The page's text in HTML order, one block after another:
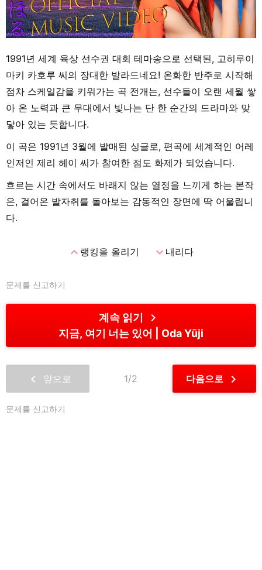
1991년 세계 육상 선수권 대회 테마송으로 선택된, 고히루이
마키 카호루 씨의 장대한 발라드네요! 온화한 반주로 시작해
점차 스케일감을 키워가는 곡 전개는, 선수들이 오랜 세월 쌓
아 온 노력과 큰 무대에서 빛나는 단 한 순간의 드라마와 맞
닿아 있는 듯합니다.
이 곡은 1991년 3월에 발매된 싱글로, 편곡에 세계적인 어레
인저인 제리 헤이 씨가 참여한 점도 화제가 되었습니다.
흐르는 시간 속에서도 바래지 않는 열정을 느끼게 하는 본작
은, 걸어온 발자취를 돌아보는 감동적인 장면에 딱 어울립니
다.
expand_less랭킹을 올리기 expand_more내리다
문제를 신고하기
계속 읽기 chevron_right
지금, 여기 너는 있어 Oda Yūji
chevron_left 앞으로 1/2 다음으로 chevron_right
문제를 신고하기